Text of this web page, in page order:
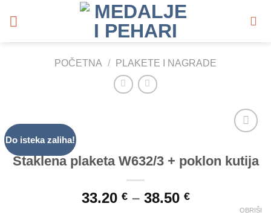
POČETNA / PLAKETE I NAGRADE
Do isteka zaliha!
Wishlist
Staklena plaketa W632/3 + poklon kutija
33.20 €– 38.50 €
OBRIŠI